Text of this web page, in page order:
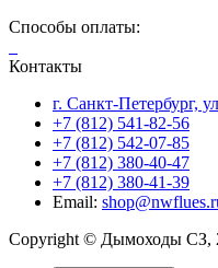
Способы оплаты:
Контакты
г. Санкт-Петербург,
+7 (812) 541-82-56
+7 (812) 542-07-85
+7 (812) 380-40-47
+7 (812) 380-41-39
Email:
Copyright © Дымоходы СЗ,